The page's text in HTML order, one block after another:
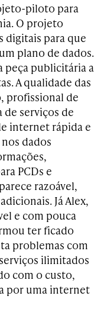
piloto para
O projeto
digitais para que
plano de dados.
peça publicitária a
A qualidade das
profissional de
serviços de
internet rápida e
dados
PCDs e
razoável,
Já Alex,
e com pouca
ter ficado
problemas com
ilimitados
com o custo,
por uma internet